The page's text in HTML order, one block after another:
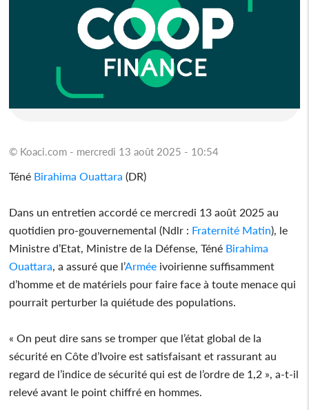
© Koaci.com - mercredi 13 août 2025 - 10:54
Téné Birahima Ouattara (DR)
Dans un entretien accordé ce mercredi 13 août 2025 au
quotidien pro-gouvernemental (Ndlr : Fraternité Matin), le
Ministre d’Etat, Ministre de la Défense, Téné Birahima
Ouattara , a assuré que l’Armée ivoirienne suffisamment
d’homme et de matériels pour faire face à toute menace qui
pourrait perturber la quiétude des populations.
« On peut dire sans se tromper que l’état global de la
sécurité en Côte d’Ivoire est satisfaisant et rassurant au
regard de l’indice de sécurité qui est de l’ordre de 1,2 », a-t-il
relevé avant le point chiffré en hommes.